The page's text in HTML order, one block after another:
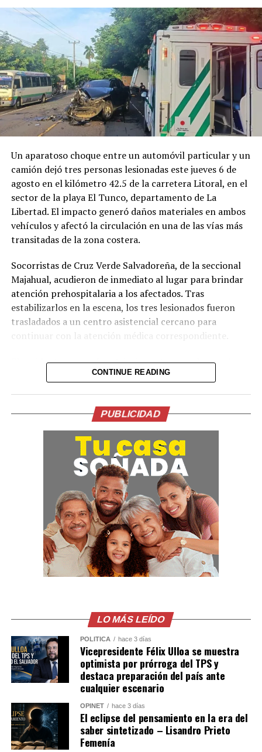
Me gusta esto:
Un aparatoso choque entre un automóvil particular y un
camión dejó tres personas lesionadas este jueves 6 de
agosto en el kilómetro 42.5 de la carretera Litoral, en el
sector de la playa El Tunco, departamento de La
Libertad. El impacto generó daños materiales en ambos
vehículos y afectó la circulación en una de las vías más
transitadas de la zona costera.
Socorristas de Cruz Verde Salvadoreña, de la seccional
Majahual, acudieron de inmediato al lugar para brindar
atención prehospitalaria a los afectados. Tras
estabilizarlos en la escena, los tres lesionados fueron
trasladados a un centro asistencial cercano para
continuar con la atención médica correspondiente.
El accidente provocó restricciones temporales en el
tráfico, ya que el vehículo particular quedó bloqueando
carretera. Las autoridades recomendaron a los
conductores extremar precauciones en la zona mientras
se normalizaba el paso vehicular.
Hasta el momento no se han dado a conocer las causas
exactas del percance ni la identidad de los involucrados.
El siniestro se suma a los accidentes reportados en la
carretera Litoral, una ruta de alto flujo turístico y
comercial que exige mayor atención de los conductores,
especialmente en horarios de mayor afluencia.
CONTINUE READING
PUBLICIDAD
LO MÁS LEÍDO
POLÍTICA hace 3 días
Vicepresidente Félix Ulloa se muestra
optimista por prórroga del TPS y
destaca preparación del país ante
cualquier escenario
OPINET hace 3 días
El eclipse del pensamiento en la era del
saber sintetizado – Lisandro Prieto
Femenía